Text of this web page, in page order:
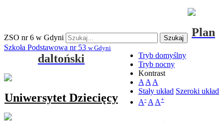
ZSO nr 6 w Gdyni Szukaj
Tryb domyślny
Tryb nocny
Kontrast
A A A
Stały układ Szeroki układ
A- A A+
Szkoła Podstawowa nr 53 w Gdyni
Plan
daltoński
Uniwersytet Dziecięcy